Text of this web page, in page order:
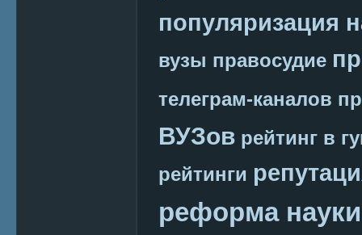
популяризация
вузы правосудие
телеграм-каналов
ВУЗов рейтинг в
рейтинги
реформа науки